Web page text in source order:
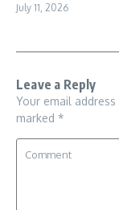
July 11, 2026
Leave a Reply
Your email
marked *